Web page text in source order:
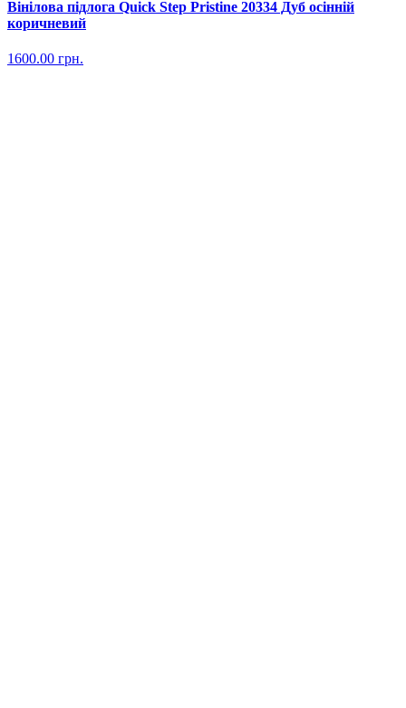
Вінілова підлога Quick Step Pristine 20334 Дуб осінній
коричневий
1600.00 грн.